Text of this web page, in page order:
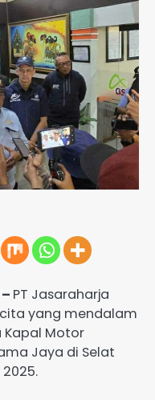
PT Jasaraharja
yang mendalam
Motor
Jaya di Selat